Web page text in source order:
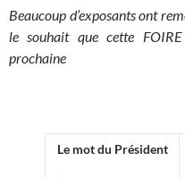
Beaucoup d’exposants ont
le souhait que cette
prochaine
Le mot du Président